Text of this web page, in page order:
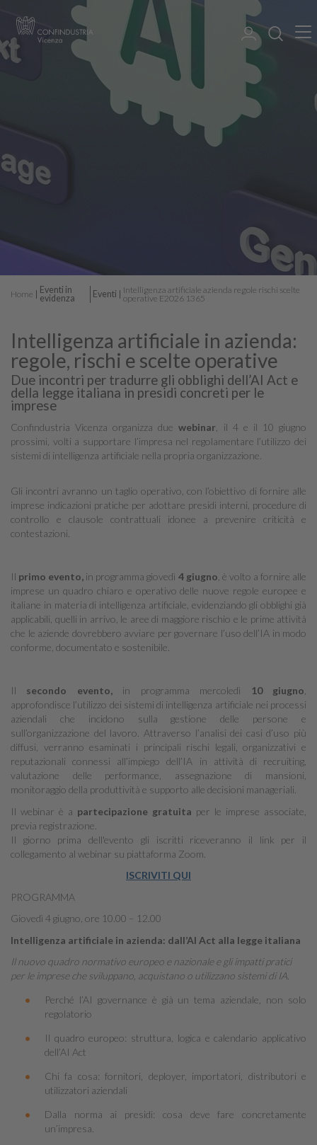
Home
Eventi in
evidenza
Eventi
Intelligenza artificiale azienda regole rischi scelte
operative E2026 1365
Intelligenza artificiale in azienda:
regole, rischi e scelte operative
Due incontri per tradurre gli obblighi dell’AI Act e
della legge italiana in presidi concreti per le
imprese
Confindustria Vicenza organizza duewebinar , il 4 e il 10 giugno
prossimi, volti a supportare l’impresa nel regolamentare l’utilizzo dei
sistemi di intelligenza artificiale nella propria organizzazione.
Gli incontri avranno un taglio operativo, con l’obiettivo di fornire alle
imprese indicazioni pratiche per adottare presidi interni, procedure di
controllo e clausole contrattuali idonee a prevenire criticità e
contestazioni.
Il primo evento, in programma giovedì 4 giugno , è volto a fornire alle
imprese un quadro chiaro e operativo delle nuove regole europee e
italiane in materia di intelligenza artificiale, evidenziando gli obblighi già
applicabili, quelli in arrivo, le aree di maggiore rischio e le prime attività
che le aziende dovrebbero avviare per governare l’uso dell’IA in modo
conforme, documentato e sostenibile.
Il secondo evento,in programma mercoledì 10 giugno
approfondisce l’utilizzo dei sistemi di intelligenza artificiale nei processi
aziendali che incidono sulla gestione delle persone e
sull’organizzazione del lavoro. Attraverso l’analisi dei casi d’uso più
diffusi, verranno esaminati i principali rischi legali, organizzativi e
reputazionali connessi all’impiego dell’IA in attività di recruiting,
valutazione delle performance, assegnazione di mansioni,
monitoraggio della produttività e supporto alle decisioni manageriali.
Il webinar è a partecipazione gratuita per le imprese associate,
previa registrazione.
Il giorno prima dell'evento gli iscritti riceveranno il link per il
collegamento al webinar su piattaforma Zoom.
ISCRIVITI QUI
PROGRAMMA
Giovedì 4 giugno, ore 10.00 – 12.00
Intelligenza artificiale in azienda: dall’AI Act alla legge italiana
Il nuovo quadro normativo europeo e nazionale e gli impatti pratici
per le imprese che sviluppano, acquistano o utilizzano sistemi di IA.
Perché l’AI governance è già un tema aziendale, non solo
regolatorio
Il quadro europeo: struttura, logica e calendario applicativo
dell’AI Act
Chi fa cosa: fornitori, deployer, importatori, distributori e
utilizzatori aziendali
Dalla norma ai presidi: cosa deve fare concretamente
un’impresa.